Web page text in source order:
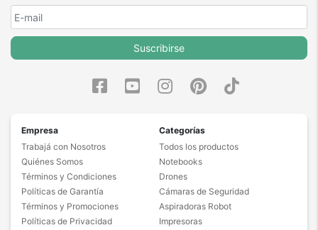
Suscribirse
Empresa
Trabajá con Nosotros
Quiénes Somos
Términos y Condiciones
Políticas de Garantía
Términos y Promociones
Políticas de Privacidad
Categorías
Todos los productos
Notebooks
Drones
Cámaras de Seguridad
Aspiradoras Robot
Impresoras